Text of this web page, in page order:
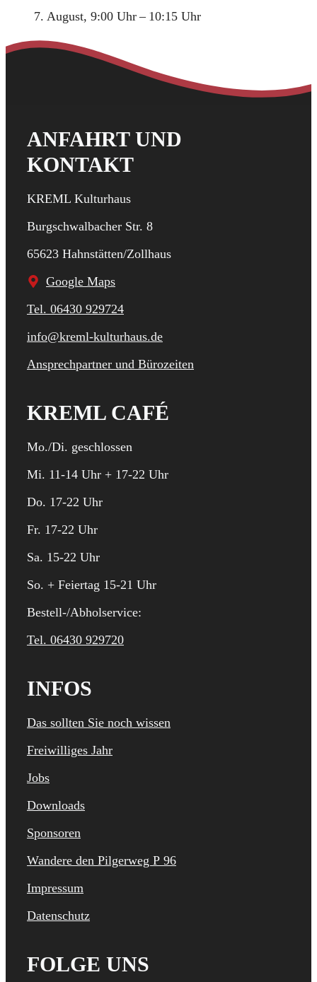
7. August, 9:00 Uhr– 10:15 Uhr
ANFAHRT UND
KONTAKT
KREML Kulturhaus
Burgschwalbacher Str. 8
65623 Hahnstätten/Zollhaus
Google Maps
Tel. 06430 929724
info@kreml-kulturhaus.de
Ansprechpartner und Bürozeiten
KREML CAFÉ
Mo./Di. geschlossen
Mi. 11-14 Uhr + 17-22 Uhr
Do. 17-22 Uhr
Fr. 17-22 Uhr
Sa. 15-22 Uhr
So. + Feiertag 15-21 Uhr
Bestell-/Abholservice:
Tel. 06430 929720
INFOS
Das sollten Sie noch wissen
Freiwilliges Jahr
Jobs
Downloads
Sponsoren
Wandere den Pilgerweg P 96
Impressum
Datenschutz
FOLGE UNS